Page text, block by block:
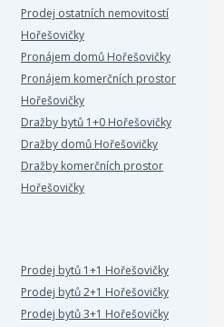
Prodej ostatních nemovitostí
Hořešovičky
Pronájem domů Hořešovičky
Pronájem komerčních prostor
Hořešovičky
Dražby bytů 1+0 Hořešovičky
Dražby domů Hořešovičky
Dražby komerčních prostor
Hořešovičky
Prodej bytů 1+1 Hořešovičky
Prodej bytů 2+1 Hořešovičky
Prodej bytů 3+1 Hořešovičky